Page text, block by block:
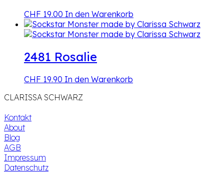
CHF 19.00 In den Warenkorb
2481 Rosalie
CHF 19.90 In den Warenkorb
CLARISSA SCHWARZ
Kontakt
About
Blog
AGB
Impressum
Datenschutz